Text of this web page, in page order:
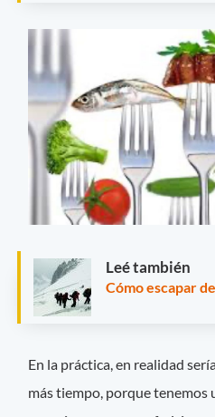
Leé también
Cómo escapar
En la práctica, en realidad
más tiempo, porque